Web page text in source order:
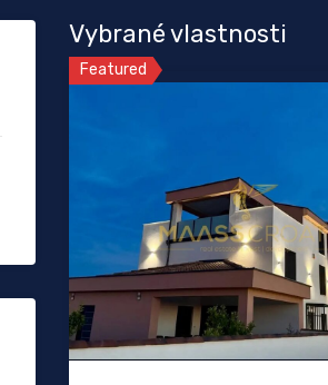
Vybrané vlastnosti
Featured